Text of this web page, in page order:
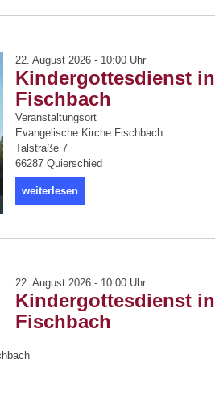
22. August 2026 - 10:00 Uhr
Kindergottesdienst in
Fischbach
Veranstaltungsort
Evangelische Kirche Fischbach
Talstraße 7
66287 Quierschied
weiterlesen
22. August 2026 - 10:00 Uhr
Kindergottesdienst in
Fischbach